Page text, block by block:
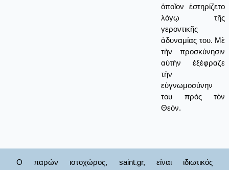
ὁποῖον ἐστηρίζετο
λόγῳ τῆς
γεροντικῆς
ἀδυναμίας του. Μὲ
τὴν προσκύνησιν
αὐτὴν ἐξέφραζε
τὴν
εὐγνωμοσύνην
του πρὸς τὸν
Θεόν.
Ο παρών ιστοχώρος, saint.gr, είναι ιδιωτικός